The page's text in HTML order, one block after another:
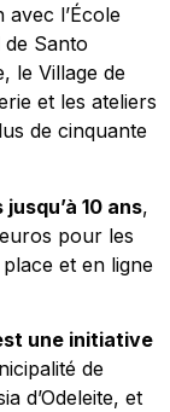
l’École
de Santo
le Village de
et les ateliers
de cinquante
10 ans,
pour les
et en ligne
une initiative
de
d’Odeleite, et